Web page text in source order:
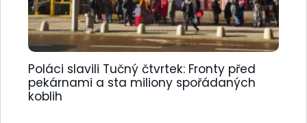
Poláci slavili Tučný čtvrtek: Fronty před
pekárnami a sta miliony spořádaných
koblih